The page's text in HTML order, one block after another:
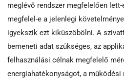
meglévő rendszer megfelelően
megfelel-e a jelenlegi
igyekszik ezt kiküszöbölni. A
bemeneti adat szükséges, az
felhasználási célnak megfelelő
energiahatékonyságot, a